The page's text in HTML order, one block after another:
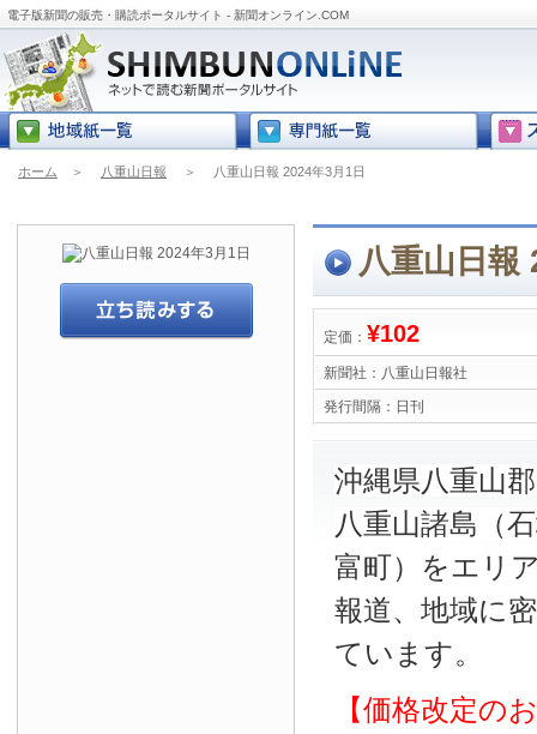
電子版新聞の販売・購読ポータルサイト - 新聞オンライン.COM
ホーム ＞ 八重山日報 ＞ 八重山日報 2024年3月1日
八重山日報
定価： ¥102
新聞社： 八重山日報社
発行間隔： 日刊
沖縄県八重山
八重山諸島（
富町）をエリ
報道、地域に
ています。
【価格改定の